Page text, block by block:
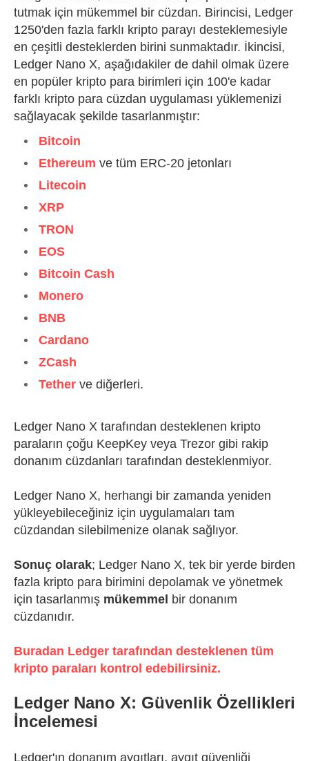
tutmak için mükemmel bir cüzdan. Birincisi, Ledger
1250'den fazla farklı kripto parayı desteklemesiyle
en çeşitli desteklerden birini sunmaktadır. İkincisi,
Ledger Nano X, aşağıdakiler de dahil olmak üzere
en popüler kripto para birimleri için 100'e kadar
farklı kripto para cüzdan uygulaması yüklemenizi
sağlayacak şekilde tasarlanmıştır:
Bitcoin
Ethereum ve tüm ERC-20 jetonları
Litecoin
XRP
TRON
EOS
Bitcoin Cash
Monero
BNB
Cardano
ZCash
Tether ve diğerleri.
Ledger Nano X tarafından desteklenen kripto
paraların çoğu KeepKey veya Trezor gibi rakip
donanım cüzdanları tarafından desteklenmiyor.
Ledger Nano X, herhangi bir zamanda yeniden
yükleyebileceğiniz için uygulamaları tam
cüzdandan silebilmenize olanak sağlıyor.
Sonuç olarak; Ledger Nano X, tek bir yerde birden
fazla kripto para birimini depolamak ve yönetmek
için tasarlanmış mükemmel bir donanım
cüzdanıdır.
Buradan Ledger tarafından desteklenen tüm
kripto paraları kontrol edebilirsiniz.
Ledger Nano X: Güvenlik Özellikleri
İncelemesi
Ledger'ın donanım aygıtları, aygıt güvenliği